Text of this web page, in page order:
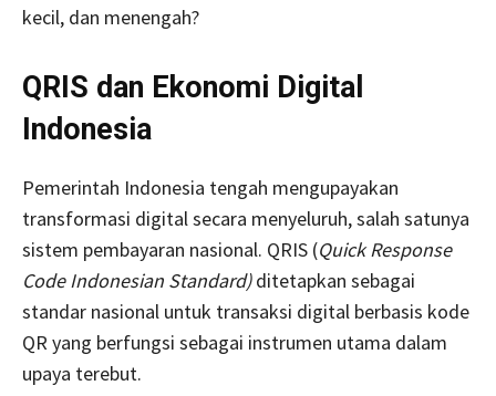
kecil, dan menengah?
QRIS dan Ekonomi Digital
Indonesia
Pemerintah Indonesia tengah mengupayakan
transformasi digital secara menyeluruh, salah satunya
sistem pembayaran nasional. QRIS (Quick Response
Code Indonesian Standard)ditetapkan sebagai
standar nasional untuk transaksi digital berbasis kode
QR yang berfungsi sebagai instrumen utama dalam
upaya terebut.